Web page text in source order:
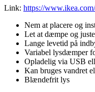
Link: https://
Nem at placere og
Let at dæmpe og
Lange levetid på
Variabel lysdæmper
Opladelig via USB
Kan bruges vandret
Blændefrit lys